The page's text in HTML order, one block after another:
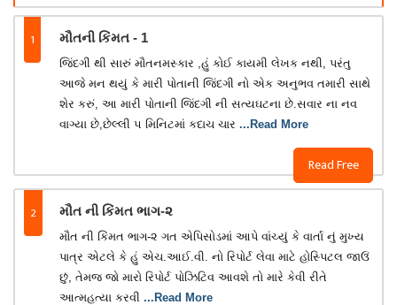
1 મૌતની કિંમત - 1
Read Free
જિંદગી થી સારું મૌતનમસ્કાર ,હું કોઈ કાયમી લેખક નથી, પરંતુ
આજે મન થયું કે મારી પોતાની જિંદગી નો એક અનુભવ તમારી સાથે
શેર કરું, આ મારી પોતાની જિંદગી ની સત્યઘટના છે.સવાર ના નવ
વાગ્યા છે,છેલ્લી ૫ મિનિટમાં કદાચ ચાર ...Read More
2 મૌત ની કિંમત ભાગ-૨
મૌત ની કિંમત ભાગ-૨ ગત એપિસોડમાં આપે વાંચ્યું કે વાર્તા નું મુખ્ય
પાત્ર એટલે કે હું એચ.આઈ.વી. નો રિપોર્ટ લેવા માટે હોસ્પિટલ જાઉં
છું, તેમજ જો મારો રિપોર્ટ પોઝિટિવ આવશે તો મારે કેવી રીતે
આત્મહત્યા કરવી ...Read More